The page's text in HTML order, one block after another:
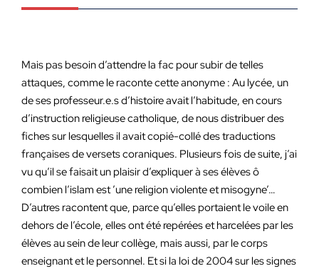
Mais pas besoin d’attendre la fac pour subir de telles
attaques, comme le raconte cette anonyme : Au lycée, un
de ses professeur.e.s d’histoire avait l’habitude, en cours
d’instruction religieuse catholique, de nous distribuer des
fiches sur lesquelles il avait copié-collé des traductions
françaises de versets coraniques. Plusieurs fois de suite, j’ai
vu qu’il se faisait un plaisir d’expliquer à ses élèves ô
combien l’islam est ’une religion violente et misogyne’…
D’autres racontent que, parce qu’elles portaient le voile en
dehors de l’école, elles ont été repérées et harcelées par les
élèves au sein de leur collège, mais aussi, par le corps
enseignant et le personnel. Et si la loi de 2004 sur les signes